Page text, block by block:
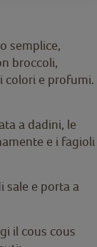
semplice,
broccoli,
colori e profumi.
a dadini, le
e i fagioli
sale e porta a
il cous cous